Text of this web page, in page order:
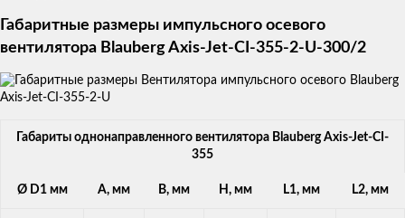
Габаритные размеры импульсного осевого
вентилятора Blauberg Axis-Jet-CI-355-2-U-300/2
Габариты однонаправленного вентилятора Blauberg Axis-Jet-CI-
355
Ø D1 мм A, мм B, мм H, мм L1, мм L2, мм